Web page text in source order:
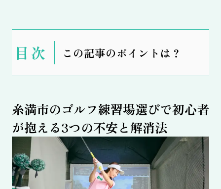
この記事のポイントは？
表
示
糸満市のゴルフ練習場選びで初心者
が抱える3つの不安と解消法